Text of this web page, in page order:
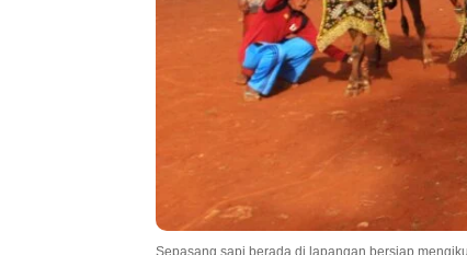
Sepasang sapi berada di lapangan bersiap